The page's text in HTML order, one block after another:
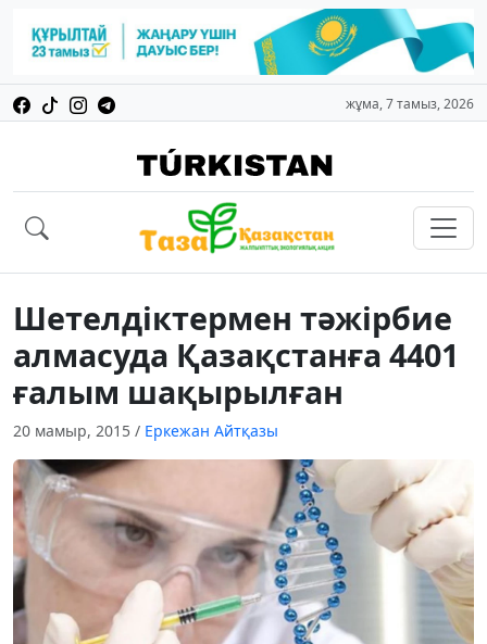
жұма, 7 тамыз, 2026
Шетелдіктермен тәжірбие
алмасуда Қазақстанға 4401
ғалым шақырылған
20 мамыр, 2015 / Еркежан Айтқазы